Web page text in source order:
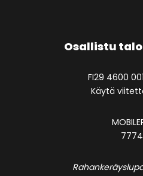
Osallistu
FI29 4600
Käytä